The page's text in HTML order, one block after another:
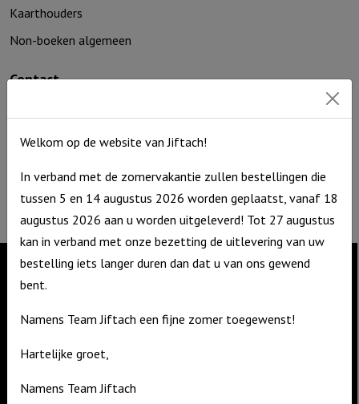
Kaarthouders
Non-boeken algemeen
Contact
T: 06 – 4188 1025
info@jiftach.nl
KVK nr: 60086041
BTW nr: NL8537.59.820.B01
Contact
De Zagerij 1
3861 NA Nijkerk
Welkom op de website van Jiftach!
In verband met de zomervakantie zullen bestellingen die
tussen 5 en 14 augustus 2026 worden geplaatst, vanaf 18
augustus 2026 aan u worden uitgeleverd! Tot 27 augustus
kan in verband met onze bezetting de uitlevering van uw
bestelling iets langer duren dan dat u van ons gewend
bent.
Namens Team Jiftach een fijne zomer toegewenst!
Hartelijke groet,
Namens Team Jiftach